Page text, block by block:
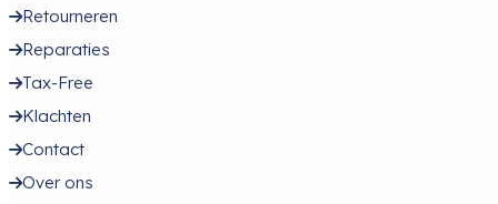
Retourneren
Reparaties
Tax-Free
Klachten
Contact
Over ons